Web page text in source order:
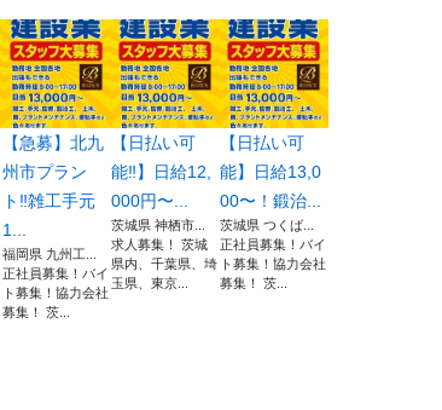
【急募】北九
州市プラン
ト‼️雑工手元
1...
福岡県 九州工...
正社員募集！バイ
ト募集！協力会社
募集！ 茨...
【日払い可
能‼️】日給12,
000円〜...
茨城県 神栖市...
求人募集！ 茨城
県内、千葉県、埼
玉県、東京...
【日払い可
能】日給13,0
00〜！鍛治...
茨城県 つくば...
正社員募集！バイ
ト募集！協力会社
募集！ 茨...